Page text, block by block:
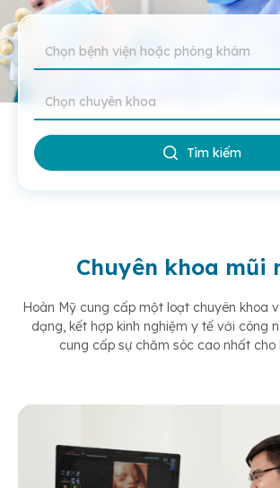
Chọn bệnh viện hoặc phòng khám
Chọn chuyên khoa
Tìm kiếm
Chuyên khoa mũi
Hoàn Mỹ cung cấp một loạt chuyên khoa
dạng, kết hợp kinh nghiệm y tế với công
cung cấp sự chăm sóc cao nhất cho